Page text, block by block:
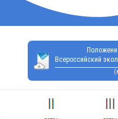
Всероссийский